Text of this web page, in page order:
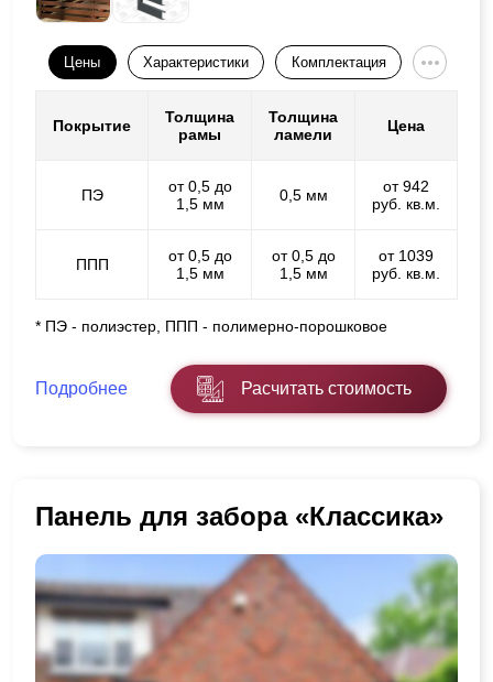
Цены Характеристики Комплектация
Покрытие
Толщина
рамы
Толщина
ламели
Цена
ПЭ
от 0,5 до
1,5 мм
0,5 мм
от 942
руб. кв.м.
ППП
от 0,5 до
1,5 мм
от 0,5 до
1,5 мм
от 1039
руб. кв.м.
* ПЭ - полиэстер, ППП - полимерно-порошковое
Подробнее Расчитать стоимость
Панель для забора «Классика»